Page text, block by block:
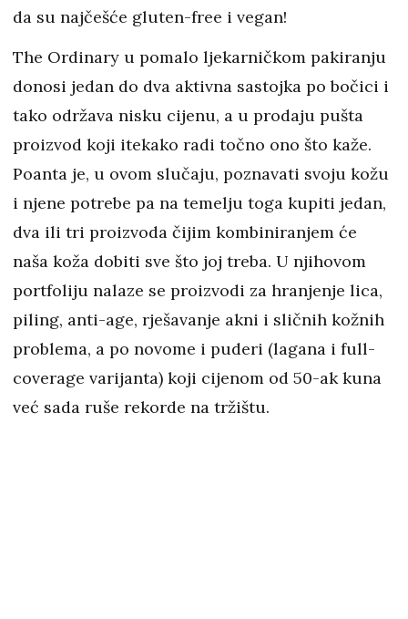
da su najčešće gluten-free i vegan!
The Ordinary u pomalo ljekarničkom pakiranju
donosi jedan do dva aktivna sastojka po bočici i
tako održava nisku cijenu, a u prodaju pušta
proizvod koji itekako radi točno ono što kaže.
Poanta je, u ovom slučaju, poznavati svoju kožu
i njene potrebe pa na temelju toga kupiti jedan,
dva ili tri proizvoda čijim kombiniranjem će
naša koža dobiti sve što joj treba. U njihovom
portfoliju nalaze se proizvodi za hranjenje lica,
piling, anti-age, rješavanje akni i sličnih kožnih
problema, a po novome i puderi (lagana i full-
coverage varijanta) koji cijenom od 50-ak kuna
već sada ruše rekorde na tržištu.